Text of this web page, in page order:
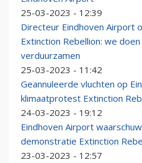
25-03-2023 - 12:39
Directeur Eindhoven Airport
Extinction Rebellion: we
verduurzamen
25-03-2023 - 11:42
Geannuleerde vluchten op
klimaatprotest Extinction
24-03-2023 - 19:12
Eindhoven Airport
demonstratie Extinction
23-03-2023 - 12:57